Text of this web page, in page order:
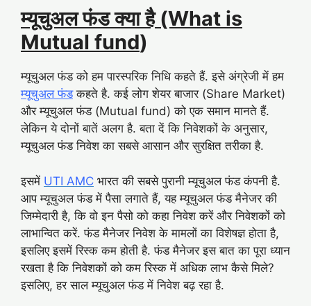
म्यूचुअल फंड क्या है (What is
Mutual fund)
म्यूचुअल फंड को हम पारस्परिक निधि कहते हैं. इसे अंग्रेजी में हम
म्यूचुअल फंडकहते है. कई लोग शेयर बाजार (Share Market)
और म्यूचुअल फंड (Mutual fund) को एक समान मानते हैं.
लेकिन ये दोनों बातें अलग है. बता दें कि निवेशकों के अनुसार,
म्यूचुअल फंड निवेश का सबसे आसान और सुरक्षित तरीका है.
इसमें UTI AMC भारत की सबसे पुरानी म्यूचुअल फंड कंपनी है.
आप म्यूचुअल फंड में पैसा लगाते हैं, यह म्यूचुअल फंड मैनेजर की
जिम्मेदारी है, कि वो इन पैसो को कहा निवेश करें और निवेशकों को
लाभान्वित करें. फंड मैनेजर निवेश के मामलों का विशेषज्ञ होता है,
इसलिए इसमें रिस्क कम होती है. फंड मैनेजर इस बात का पूरा ध्यान
रखता है कि निवेशकों को कम रिस्क में अधिक लाभ कैसे मिले?
इसलिए, हर साल म्यूचुअल फंड में निवेश बढ़ रहा है.